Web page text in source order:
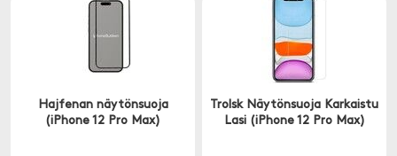
Hajfenan näytönsuoja
(iPhone 12 Pro Max)
Trolsk Näytönsuoja Karkaistu
Lasi (iPhone 12 Pro Max)